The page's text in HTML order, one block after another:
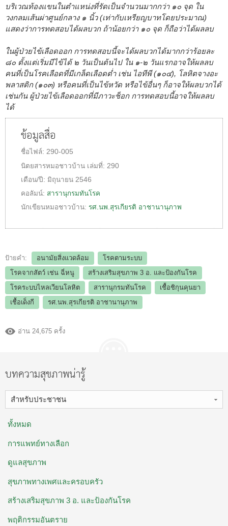
บริเวณท้องแขนในตำแหน่งที่รัดเป็นจำนวนมากกว่า ๑๐ จุด ใน
วงกลมเส้นผ่าศูนย์กลาง ๑ นิ้ว (เท่ากับเหรียญบาทโดยประมาณ)
แสดงว่าการทดสอบได้ผลบวก ถ้าน้อยกว่า ๑๐ จุด ก็ถือว่าได้ผลลบ
ในผู้ป่วยไข้เลือดออก การทดสอบนี้จะได้ผลบวกได้มากกว่าร้อยละ
๘๐ ตั้งแต่เริ่มมีไข้ได้ ๒ วันเป็นต้นไป ใน ๑-๒ วันแรกอาจให้ผลลบ
คนที่เป็นโรคเลือดที่มีเกล็ดเลือดต่ำ เช่น ไอทีพี (๑๐๔), โลหิตจางอะ
พลาสติก (๑๐๓) หรือคนที่เป็นไข้หวัด หรือไข้อื่นๆ ก็อาจให้ผลบวกได้
เช่นกัน ผู้ป่วยไข้เลือดออกที่มีภาวะช็อก การทดสอบนี้อาจให้ผลลบ
ได้
ข้อมูลสื่อ
ชื่อไฟล์: 290-005
นิตยสารหมอชาวบ้าน เล่มที่: 290
เดือน/ปี: มิถุนายน 2546
คอลัมน์: สารานุกรมทันโรค
นักเขียนหมอชาวบ้าน: รศ.นพ.สุรเกียรติ อาชานานุภาพ
ป้ายคำ: อนามัยสิ่งแวดล้อม
โรคตามระบบ
โรคจากสัตว์ เช่น ฉี่หนู
สร้างเสริมสุขภาพ 3 อ.​ และป้องกันโรค
โรคระบบไหลเวียนโลหิต
สารานุกรมทันโรค
เชื้อชิกุนคุนยา
เชื้อเด็งกี
รศ.นพ.สุรเกียรติ อาชานานุภาพ
อ่าน 24,675 ครั้ง
บทความสุขภาพน่ารู้
สำหรับประชาชน
ทั้งหมด
การแพทย์ทางเลือก
ดูแลสุขภาพ
สุขภาพทางเพศและครอบครัว
สร้างเสริมสุขภาพ 3 อ. ​และป้องกันโรค
พฤติกรรมอันตราย